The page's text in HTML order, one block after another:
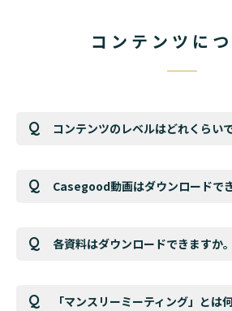
コンテンツに
コンテンツのレベルはどれくらいで
Casegood動画はダウンロードでき
各資料はダウンロードできますか。
「マンスリーミーティング」とは